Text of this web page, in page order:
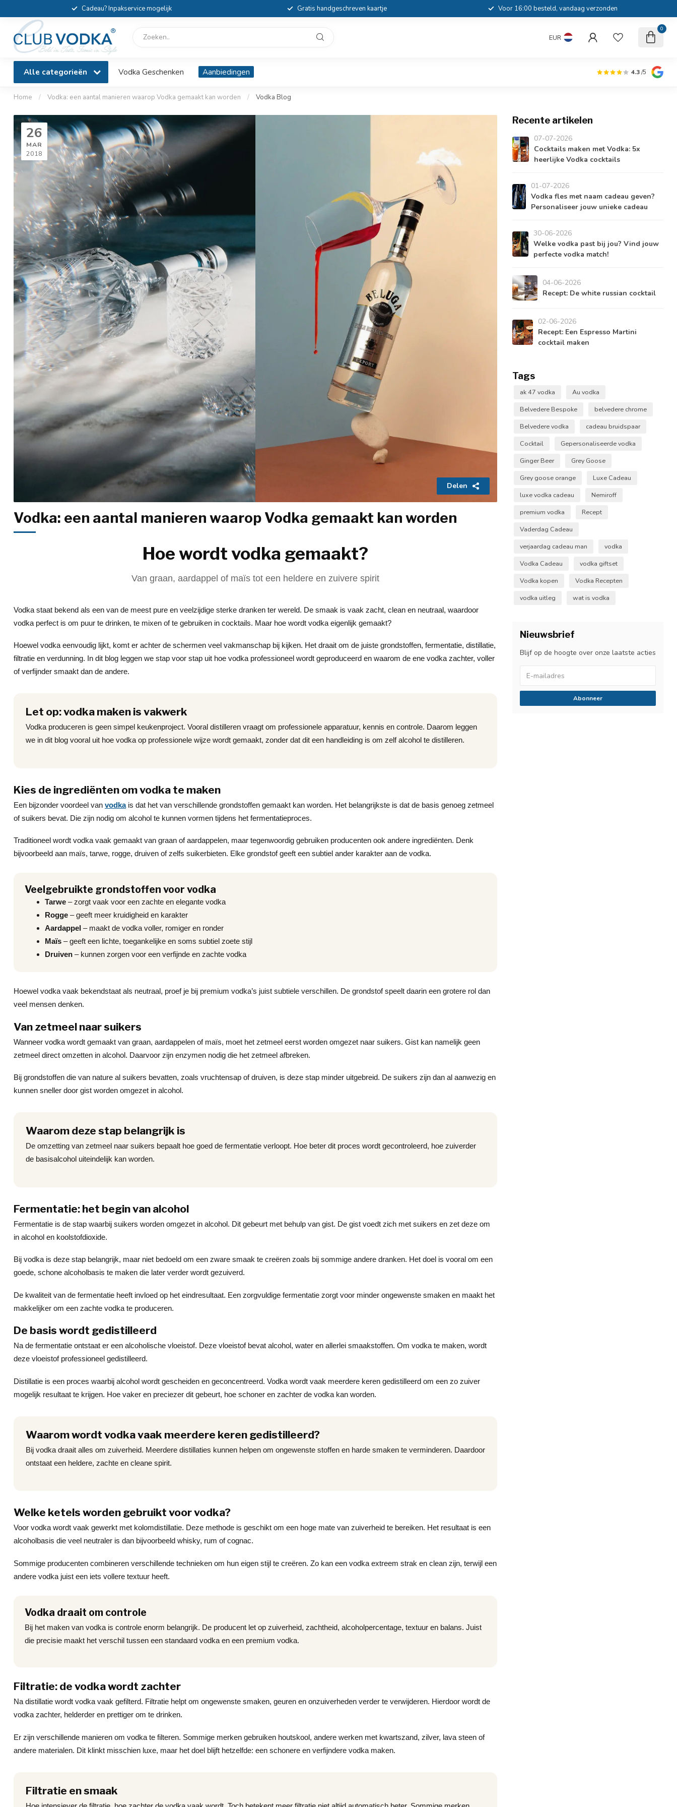
Cadeau? Inpakservice mogelijk Gratis handgeschreven kaartje Voor 16:00 besteld, vandaag verzonden
EUR
0
Alle categorieën Vodka Geschenken Aanbiedingen 4.3/5
Home / Vodka: een aantal manieren waarop Vodka gemaakt kan worden / Vodka Blog
26
MAR
2018
Delen
Vodka: een aantal manieren waarop Vodka gemaakt kan worden
Hoe wordt vodka gemaakt?
Van graan, aardappel of maïs tot een heldere en zuivere spirit
Vodka staat bekend als een van de meest pure en veelzijdige sterke dranken ter wereld. De smaak is vaak zacht, clean en neutraal, waardoor
vodka perfect is om puur te drinken, te mixen of te gebruiken in cocktails. Maar hoe wordt vodka eigenlijk gemaakt?
Hoewel vodka eenvoudig lijkt, komt er achter de schermen veel vakmanschap bij kijken. Het draait om de juiste grondstoffen, fermentatie, distillatie,
filtratie en verdunning. In dit blog leggen we stap voor stap uit hoe vodka professioneel wordt geproduceerd en waarom de ene vodka zachter, voller
of verfijnder smaakt dan de andere.
Let op: vodka maken is vakwerk
Vodka produceren is geen simpel keukenproject. Vooral distilleren vraagt om professionele apparatuur, kennis en controle. Daarom leggen
we in dit blog vooral uit hoe vodka op professionele wijze wordt gemaakt, zonder dat dit een handleiding is om zelf alcohol te distilleren.
Kies de ingrediënten om vodka te maken
Een bijzonder voordeel van vodkais dat het van verschillende grondstoffen gemaakt kan worden. Het belangrijkste is dat de basis genoeg zetmeel
of suikers bevat. Die zijn nodig om alcohol te kunnen vormen tijdens het fermentatieproces.
Traditioneel wordt vodka vaak gemaakt van graan of aardappelen, maar tegenwoordig gebruiken producenten ook andere ingrediënten. Denk
bijvoorbeeld aan maïs, tarwe, rogge, druiven of zelfs suikerbieten. Elke grondstof geeft een subtiel ander karakter aan de vodka.
Veelgebruikte grondstoffen voor vodka
Tarwe – zorgt vaak voor een zachte en elegante vodka
Rogge – geeft meer kruidigheid en karakter
Aardappel – maakt de vodka voller, romiger en ronder
Maïs – geeft een lichte, toegankelijke en soms subtiel zoete stijl
Druiven – kunnen zorgen voor een verfijnde en zachte vodka
Hoewel vodka vaak bekendstaat als neutraal, proef je bij premium vodka’s juist subtiele verschillen. De grondstof speelt daarin een grotere rol dan
veel mensen denken.
Van zetmeel naar suikers
Wanneer vodka wordt gemaakt van graan, aardappelen of maïs, moet het zetmeel eerst worden omgezet naar suikers. Gist kan namelijk geen
zetmeel direct omzetten in alcohol. Daarvoor zijn enzymen nodig die het zetmeel afbreken.
Bij grondstoffen die van nature al suikers bevatten, zoals vruchtensap of druiven, is deze stap minder uitgebreid. De suikers zijn dan al aanwezig en
kunnen sneller door gist worden omgezet in alcohol.
Waarom deze stap belangrijk is
De omzetting van zetmeel naar suikers bepaalt hoe goed de fermentatie verloopt. Hoe beter dit proces wordt gecontroleerd, hoe zuiverder
de basisalcohol uiteindelijk kan worden.
Fermentatie: het begin van alcohol
Fermentatie is de stap waarbij suikers worden omgezet in alcohol. Dit gebeurt met behulp van gist. De gist voedt zich met suikers en zet deze om
in alcohol en koolstofdioxide.
Bij vodka is deze stap belangrijk, maar niet bedoeld om een zware smaak te creëren zoals bij sommige andere dranken. Het doel is vooral om een
goede, schone alcoholbasis te maken die later verder wordt gezuiverd.
De kwaliteit van de fermentatie heeft invloed op het eindresultaat. Een zorgvuldige fermentatie zorgt voor minder ongewenste smaken en maakt het
makkelijker om een zachte vodka te produceren.
De basis wordt gedistilleerd
Na de fermentatie ontstaat er een alcoholische vloeistof. Deze vloeistof bevat alcohol, water en allerlei smaakstoffen. Om vodka te maken, wordt
deze vloeistof professioneel gedistilleerd.
Distillatie is een proces waarbij alcohol wordt gescheiden en geconcentreerd. Vodka wordt vaak meerdere keren gedistilleerd om een zo zuiver
mogelijk resultaat te krijgen. Hoe vaker en preciezer dit gebeurt, hoe schoner en zachter de vodka kan worden.
Waarom wordt vodka vaak meerdere keren gedistilleerd?
Bij vodka draait alles om zuiverheid. Meerdere distillaties kunnen helpen om ongewenste stoffen en harde smaken te verminderen. Daardoor
ontstaat een heldere, zachte en cleane spirit.
Welke ketels worden gebruikt voor vodka?
Voor vodka wordt vaak gewerkt met kolomdistillatie. Deze methode is geschikt om een hoge mate van zuiverheid te bereiken. Het resultaat is een
alcoholbasis die veel neutraler is dan bijvoorbeeld whisky, rum of cognac.
Sommige producenten combineren verschillende technieken om hun eigen stijl te creëren. Zo kan een vodka extreem strak en clean zijn, terwijl een
andere vodka juist een iets vollere textuur heeft.
Vodka draait om controle
Bij het maken van vodka is controle enorm belangrijk. De producent let op zuiverheid, zachtheid, alcoholpercentage, textuur en balans. Juist
die precisie maakt het verschil tussen een standaard vodka en een premium vodka.
Filtratie: de vodka wordt zachter
Na distillatie wordt vodka vaak gefilterd. Filtratie helpt om ongewenste smaken, geuren en onzuiverheden verder te verwijderen. Hierdoor wordt de
vodka zachter, helderder en prettiger om te drinken.
Er zijn verschillende manieren om vodka te filteren. Sommige merken gebruiken houtskool, andere werken met kwartszand, zilver, lava steen of
andere materialen. Dit klinkt misschien luxe, maar het doel blijft hetzelfde: een schonere en verfijndere vodka maken.
Filtratie en smaak
Recente artikelen
07-07-2026
Cocktails maken met Vodka: 5x
heerlijke Vodka cocktails
01-07-2026
Vodka fles met naam cadeau geven?
Personaliseer jouw unieke cadeau
30-06-2026
Welke vodka past bij jou? Vind jouw
perfecte vodka match!
04-06-2026
Recept: De white russian cocktail
02-06-2026
Recept: Een Espresso Martini
cocktail maken
Tags
ak 47 vodka
Au vodka
Belvedere Bespoke
belvedere chrome
Belvedere vodka
cadeau bruidspaar
Cocktail
Gepersonaliseerde vodka
Ginger Beer
Grey Goose
Grey goose orange
Luxe Cadeau
luxe vodka cadeau
Nemiroff
premium vodka
Recept
Vaderdag Cadeau
verjaardag cadeau man
vodka
Vodka Cadeau
vodka giftset
Vodka kopen
Vodka Recepten
vodka uitleg
wat is vodka
Nieuwsbrief
Blijf op de hoogte over onze laatste acties
Abonneer